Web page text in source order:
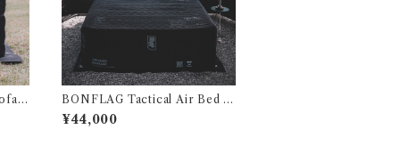
1
BONFLAG Tactical Air Bed 2
P
¥44,000